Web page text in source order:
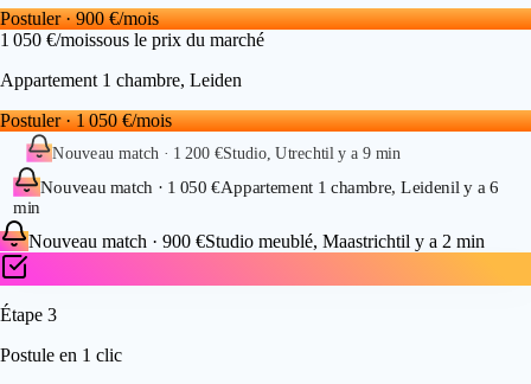
Postuler·900 €/mois
1 050 €/moissous le prix du marché
Appartement 1 chambre, Leiden
Postuler·1 050 €/mois
Nouveau match · 1 200 €Studio, Utrechtil y a 9 min
Nouveau match · 1 050 €Appartement 1 chambre, Leidenil y a 6
min
Nouveau match · 900 €Studio meublé, Maastrichtil y a 2 min
Étape 3
Postule en 1 clic